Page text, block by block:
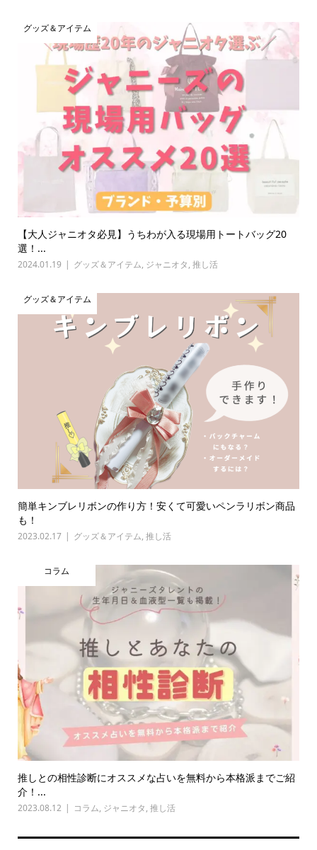
グッズ＆アイテム
【大人ジャニオタ必見】うちわが入る現場用トートバッグ20
選！...
2024.01.19 グッズ＆アイテム, ジャニオタ, 推し活
グッズ＆アイテム
簡単キンブレリボンの作り方！安くて可愛いペンラリボン商品
も！
2023.02.17 グッズ＆アイテム, 推し活
コラム
推しとの相性診断にオススメな占いを無料から本格派までご紹
介！...
2023.08.12 コラム, ジャニオタ, 推し活